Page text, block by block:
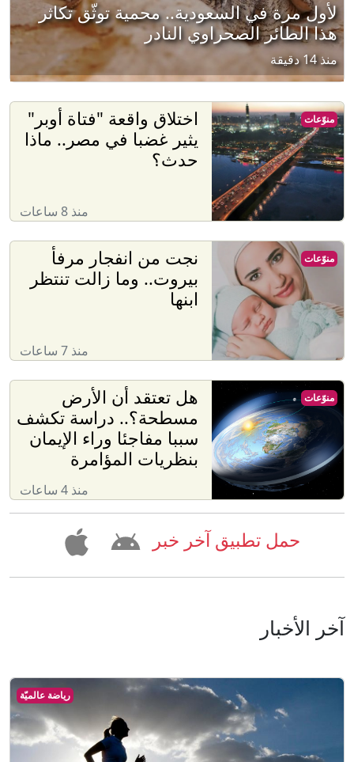
لأول مرة في السعودية.. محمية توثّق تكاثر
هذا الطائر الصحراوي النادر
منذ 14 دقيقة
اختلاق واقعة "فتاة أوبر"
يثير غضبا في مصر.. ماذا
حدث؟
منذ 8 ساعات
منوّعات
نجت من انفجار مرفأ
بيروت.. وما زالت تنتظر
ابنها
منذ 7 ساعات
منوّعات
هل تعتقد أن الأرض
مسطحة؟.. دراسة تكشف
سببا مفاجئا وراء الإيمان
بنظريات المؤامرة
منذ 4 ساعات
منوّعات
حمل تطبيق آخر خبر
آخر الأخبار
رياضة عالميّة